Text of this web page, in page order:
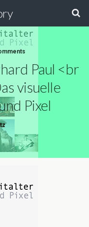
Paul <br
visuelle
Pixel